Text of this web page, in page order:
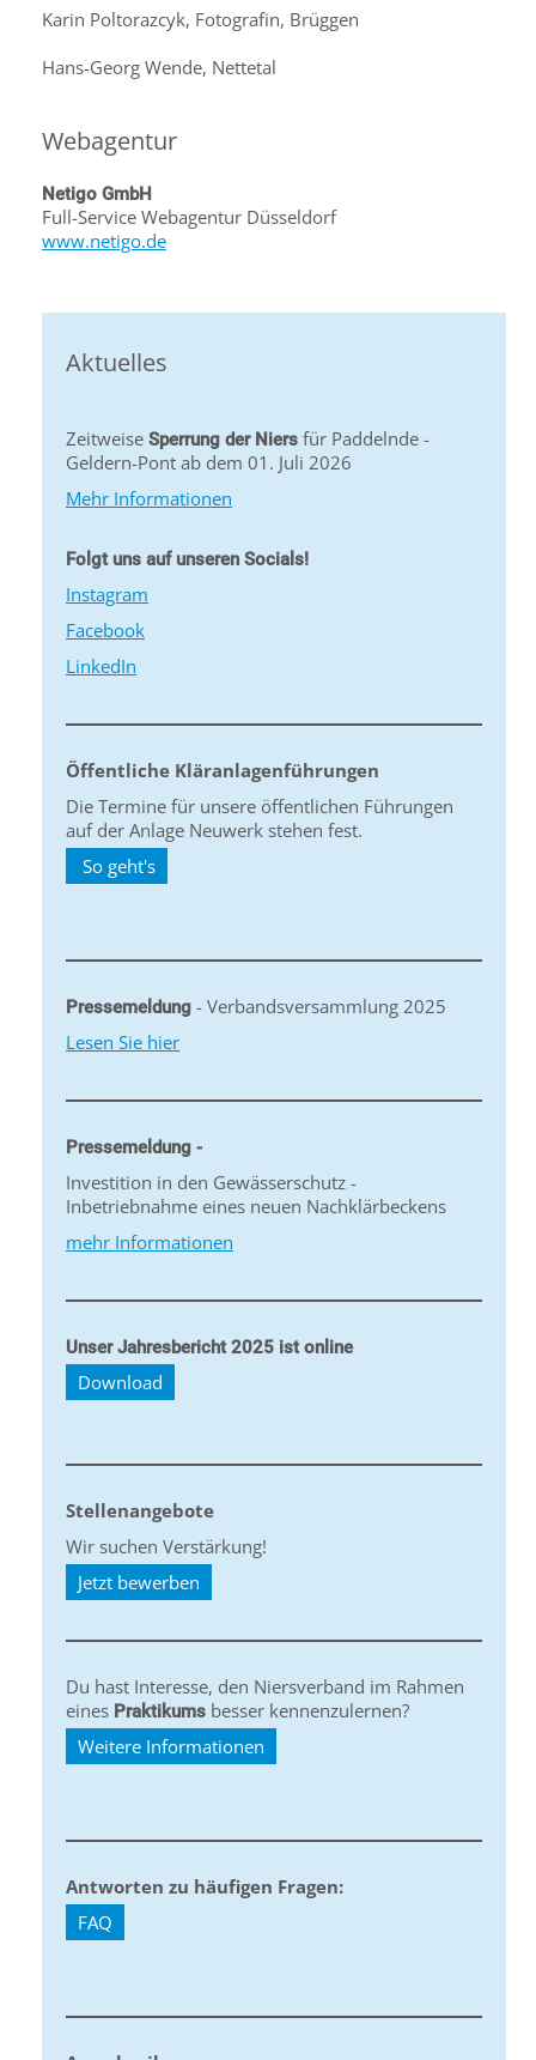
Karin Poltorazcyk, Fotografin, Brüggen
Hans-Georg Wende, Nettetal
Webagentur
Netigo GmbH
Full-Service Webagentur Düsseldorf
www.netigo.de
Aktuelles
Zeitweise Sperrung der Niers für Paddelnde -
Geldern-Pont ab dem 01. Juli 2026
Mehr Informationen
Folgt uns auf unseren Socials!
Instagram
Facebook
LinkedIn
Öffentliche Kläranlagenführungen
Die Termine für unsere öffentlichen Führungen
auf der Anlage Neuwerk stehen fest.
So geht's
Pressemeldung - Verbandsversammlung 2025
Lesen Sie hier
Pressemeldung -
Investition in den Gewässerschutz -
Inbetriebnahme eines neuen Nachklärbeckens
mehr Informationen
Unser Jahresbericht 2025 ist online
Download
Stellenangebote
Wir suchen Verstärkung!
Jetzt bewerben
Du hast Interesse, den Niersverband im Rahmen
eines Praktikums besser kennenzulernen?
Weitere Informationen
Antworten zu häufigen Fragen:
FAQ